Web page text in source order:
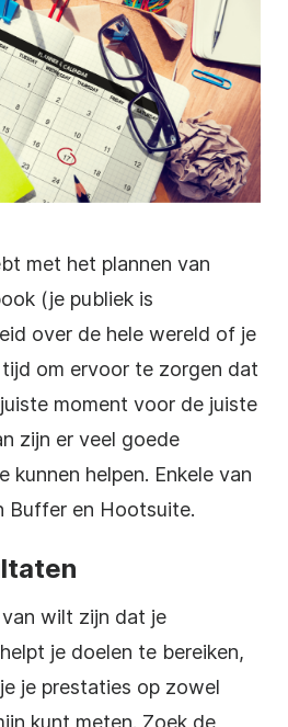
met het plannen van
(je publiek is
over de hele wereld of je
om ervoor te zorgen dat
moment voor de juiste
zijn er veel goede
kunnen helpen. Enkele van
Buffer en Hootsuite.
wilt zijn dat je
je doelen te bereiken,
je prestaties op zowel
kunt meten. Zoek de